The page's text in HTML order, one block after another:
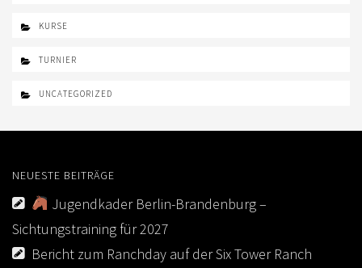
KURSE
TURNIER
UNCATEGORIZED
NEUESTE BEITRÄGE
Jugendkader Berlin-Brandenburg –
Sichtungstraining für 2027
Bericht zum Ranchday auf der Six Tower Ranch